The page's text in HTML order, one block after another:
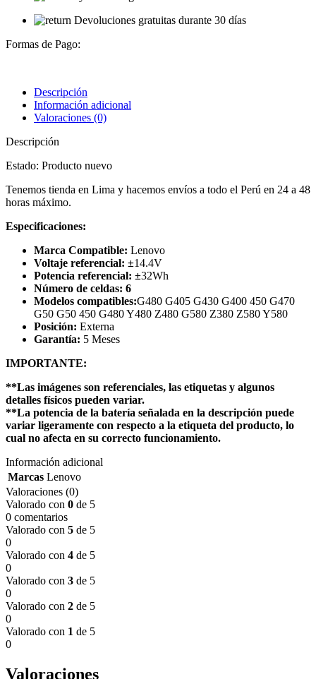
Devoluciones gratuitas durante 30 días
Formas de Pago:
Descripción
Información adicional
Valoraciones (0)
Descripción
Estado: Producto nuevo
Tenemos tienda en Lima y hacemos envíos a todo el Perú en 24 a 48
horas máximo.
Especificaciones:
Marca Compatible: Lenovo
Voltaje referencial: ±14.4V
Potencia referencial: ±32Wh
Número de celdas: 6
Modelos compatibles:G480 G405 G430 G400 450 G470
G50 G50 450 G480 Y480 Z480 G580 Z380 Z580 Y580
Posición: Externa
Garantía: 5 Meses
IMPORTANTE:
**Las imágenes son referenciales, las etiquetas y algunos
detalles físicos pueden variar.
**La potencia de la batería señalada en la descripción puede
variar ligeramente con respecto a la etiqueta del producto, lo
cual no afecta en su correcto funcionamiento.
Información adicional
Marcas Lenovo
Valoraciones (0)
Valorado con 0 de 5
0 comentarios
Valorado con 5 de 5
0
Valorado con 4 de 5
0
Valorado con 3 de 5
0
Valorado con 2 de 5
0
Valorado con 1 de 5
0
Valoraciones